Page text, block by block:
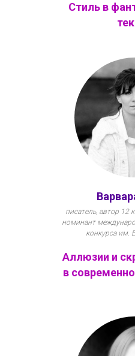
Стиль в
писатель, автор 12
номинант
конкурса им.
Аллюзии и
в